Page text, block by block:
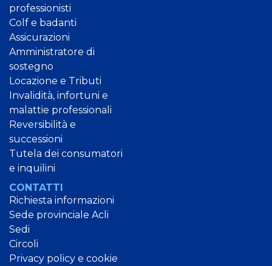
professionisti
Colf e badanti
Assicurazioni
Amministratore di
sostegno
Locazione e Tributi
Invalidità, infortuni e
malattie professionali
Reversibilità e
successioni
Tutela dei consumatori
e inquilini
CONTATTI
Richiesta informazioni
Sede provinciale Acli
Sedi
Circoli
Privacy policy e cookie